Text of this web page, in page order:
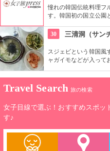
憧れの韓国伝統料理フ
す。韓国初の国立公園
こだわりがあります。
感のお豆腐は感動もの
30 三清洞（サン
スジェビという韓国風
ャガイモなどが入って
たたまり、行列ができ
Travel Search 旅の検索
女子目線で選ぶ！おすすめスポッ
す♪